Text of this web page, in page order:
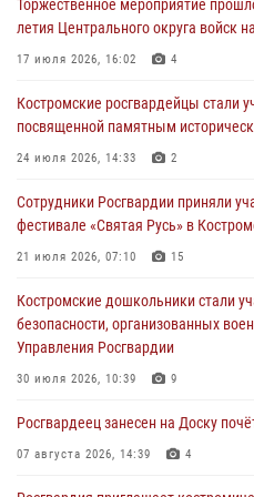
В Костромской области
с Росгвардией»
05 августа 2026, 12:04
В Росгвардии по Костромской
посвященные 108-й годовщине со
Ивана Кирилловича Яковлева
Состоялась рабочая встреча
генерала армии Виктора Золотова
Кавказском федеральном округе
31 июля 2026, 07:08 4
Росгвардейцы знакомят
Торжественное мероприятие
летия Центрального округа войск
17 июля 2026, 16:02 4
Костромские росгвардейцы стали
посвященной памятным
24 июля 2026, 14:33 2
Сотрудники Росгвардии приняли
фестивале «Святая Русь» в
21 июля 2026, 07:10 15
Костромские дошкольники стали
безопасности, организованных
Управления Росгвардии
30 июля 2026, 10:39 9
Росгвардеец занесен на Доску
07 августа 2026, 14:39 4